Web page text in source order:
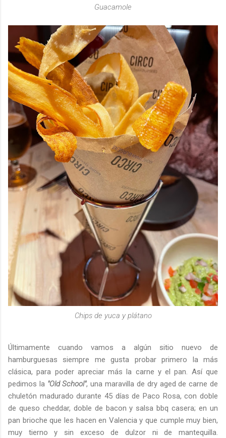
Guacamole
Chips de yuca y plátano
Últimamente cuando vamos a algún sitio nuevo de
hamburguesas siempre me gusta probar primero la más
clásica, para poder apreciar más la carne y el pan. Así que
pedimos la "Old School", una maravilla de dry aged de carne de
chuletón madurado durante 45 días de Paco Rosa, con doble
de queso cheddar, doble de bacon y salsa bbq casera; en un
pan brioche que les hacen en Valencia y que cumple muy bien,
muy tierno y sin exceso de dulzor ni de mantequilla.